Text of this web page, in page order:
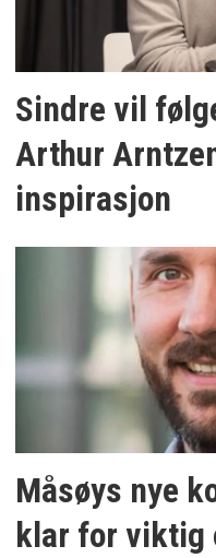
Sindre vil
Arthur
inspirasjon
Måsøys nye
klar for viktig